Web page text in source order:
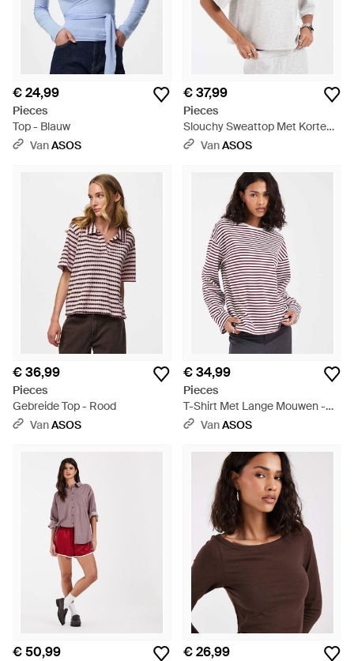
€ 24,99
Pieces
Top - Blauw
VanASOS
€ 37,99
Pieces
Slouchy Sweattop Met Korte
Mouwen Als Co-Ord Set - Wit
VanASOS
€ 36,99
Pieces
Gebreide Top - Rood
VanASOS
€ 34,99
Pieces
T-Shirt Met Lange Mouwen -
RoodVanASOS
€ 50,99 € 26,99